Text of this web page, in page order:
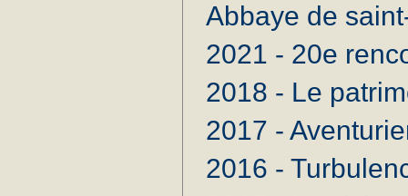
Abbaye de
2021 - 20e
2018 - Le
2017 -
2016 -